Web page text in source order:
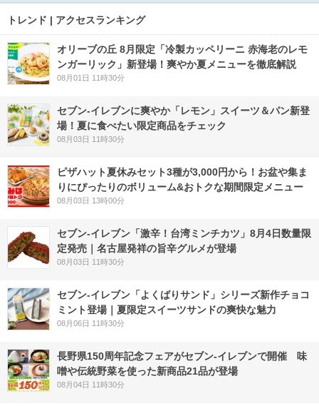
トレンド | アクセスランキング
オリーブの丘 8月限定「冷製カッペリーニ 赤海老のレモ
ンガーリック」新登場！爽やか夏メニューを徹底解説
08月01日 11時30分
セブン‐イレブンに爽やか「レモン」スイーツ＆パン新登
場！夏に食べたい限定商品をチェック
08月03日 11時30分
ピザハット夏休みセット3種が3,000円から！お盆や集ま
りにぴったりのボリューム&おトクな期間限定メニュー
08月03日 13時00分
セブン-イレブン「激辛！台湾ミンチカツ」8月4日数量限
定発売｜名古屋発祥の旨辛グルメが登場
08月03日 11時30分
セブン‐イレブン「よくばりサンド」シリーズ新作チョコ
ミント登場｜夏限定スイーツサンドの爽快な魅力
08月06日 11時30分
長野県150周年記念フェアがセブン-イレブンで開催 味
噌や伝統野菜を使った新商品21品が登場
08月04日 11時30分